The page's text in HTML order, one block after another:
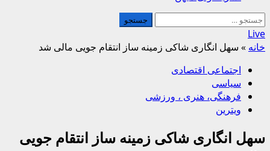
جستجو
برای:
Live
خانه » سهل انگاری شاکی زمینه ساز انتقام جویی مالی شد
اجتماعی اقتصادی
سیاسی
فرهنگی، هنری ، ورزشی
ویترین
سهل انگاری شاکی زمینه ساز انتقام جویی